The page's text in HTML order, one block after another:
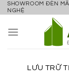
Bỏ
nội
SHOWROOM ĐÈN
NGHỆ
LƯU TRỮ